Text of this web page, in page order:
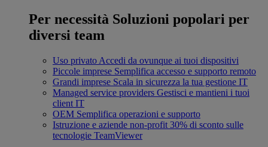
Per necessità Soluzioni popolari per
diversi team
Uso privato Accedi da ovunque ai tuoi dispositivi
Piccole imprese Semplifica accesso e supporto remoto
Grandi imprese Scala in sicurezza la tua gestione IT
Managed service providers Gestisci e mantieni i tuoi
client IT
OEM Semplifica operazioni e supporto
Istruzione e aziende non-profit 30% di sconto sulle
tecnologie TeamViewer